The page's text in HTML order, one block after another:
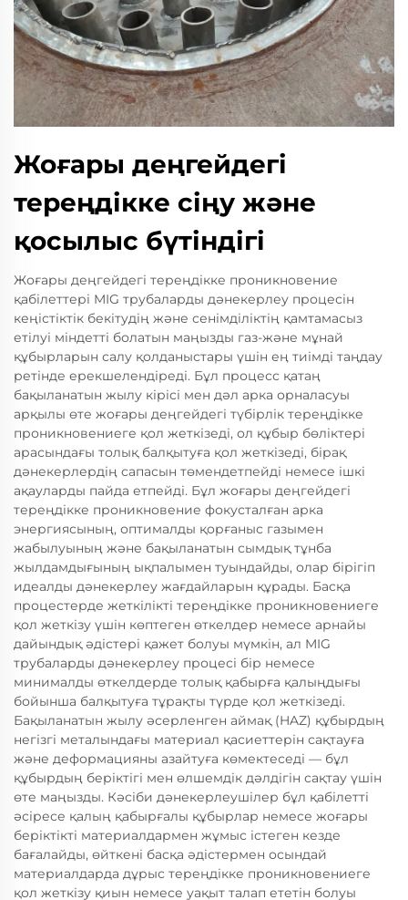
Жоғары деңгейдегі
тереңдікке сіңу және
қосылыс бүтіндігі
Жоғары деңгейдегі тереңдікке проникновение
қабілеттері MIG трубаларды дәнекерлеу процесін
кеңістіктік бекітудің және сенімділіктің қамтамасыз
етілуі міндетті болатын маңызды газ-және мұнай
құбырларын салу қолданыстары үшін ең тиімді таңдау
ретінде ерекшелендіреді. Бұл процесс қатаң
бақыланатын жылу кірісі мен дәл арка орналасуы
арқылы өте жоғары деңгейдегі түбірлік тереңдікке
проникновениеге қол жеткізеді, ол құбыр бөліктері
арасындағы толық балқытуға қол жеткізеді, бірақ
дәнекерлердің сапасын төмендетпейді немесе ішкі
ақауларды пайда етпейді. Бұл жоғары деңгейдегі
тереңдікке проникновение фокусталған арка
энергиясының, оптималды қорғаныс газымен
жабылуының және бақыланатын сымдық тұнба
жылдамдығының ықпалымен туындайды, олар бірігіп
идеалды дәнекерлеу жағдайларын құрады. Басқа
процестерде жеткілікті тереңдікке проникновениеге
қол жеткізу үшін көптеген өткелдер немесе арнайы
дайындық әдістері қажет болуы мүмкін, ал MIG
трубаларды дәнекерлеу процесі бір немесе
минималды өткелдерде толық қабырға қалыңдығы
бойынша балқытуға тұрақты түрде қол жеткізеді.
Бақыланатын жылу әсерленген аймақ (HAZ) құбырдың
негізгі металындағы материал қасиеттерін сақтауға
және деформацияны азайтуға көмектеседі — бұл
құбырдың беріктігі мен өлшемдік дәлдігін сақтау үшін
өте маңызды. Кәсіби дәнекерлеушілер бұл қабілетті
әсіресе қалың қабырғалы құбырлар немесе жоғары
беріктікті материалдармен жұмыс істеген кезде
бағалайды, өйткені басқа әдістермен осындай
материалдарда дұрыс тереңдікке проникновениеге
қол жеткізу қиын немесе уақыт талап ететін болуы